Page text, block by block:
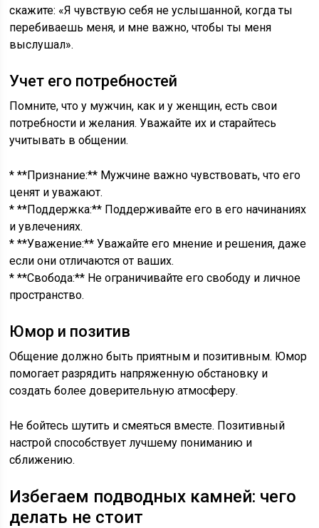
скажите: «Я чувствую себя не услышанной, когда ты
перебиваешь меня, и мне важно, чтобы ты меня
выслушал».
Учет его потребностей
Помните, что у мужчин, как и у женщин, есть свои
потребности и желания. Уважайте их и старайтесь
учитывать в общении.
* **Признание:** Мужчине важно чувствовать, что его
ценят и уважают.
* **Поддержка:** Поддерживайте его в его начинаниях
и увлечениях.
* **Уважение:** Уважайте его мнение и решения, даже
если они отличаются от ваших.
* **Свобода:** Не ограничивайте его свободу и личное
пространство.
Юмор и позитив
Общение должно быть приятным и позитивным. Юмор
помогает разрядить напряженную обстановку и
создать более доверительную атмосферу.
Не бойтесь шутить и смеяться вместе. Позитивный
настрой способствует лучшему пониманию и
сближению.
Избегаем подводных камней: чего
делать не стоит